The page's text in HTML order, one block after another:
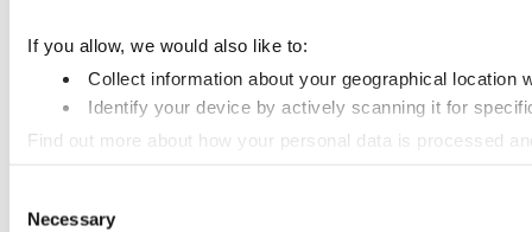
If you allow, we would also like to:
Collect information about your geographical location
Identify your device by actively scanning it for
Find out more about how your personal data is processed
information that you’ve provided to them or that they’ve
Selection
Necessary